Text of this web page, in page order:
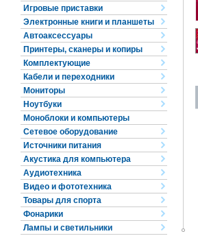
Игровые приставки
Электронные книги и планшеты
Автоаксессуары
Принтеры, сканеры и копиры
Комплектующие
Кабели и переходники
Мониторы
Ноутбуки
Моноблоки и компьютеры
Сетевое оборудование
Источники питания
Акустика для компьютера
Аудиотехника
Видео и фототехника
Товары для спорта
Фонарики
Лампы и светильники